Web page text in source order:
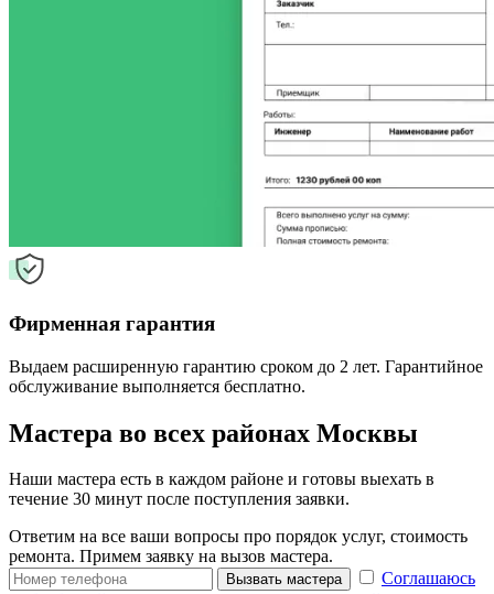
Фирменная гарантия
Выдаем расширенную гарантию сроком до 2 лет. Гарантийное
обслуживание выполняется бесплатно.
Мастера во всех районах Москвы
Наши мастера есть в каждом районе и готовы выехать в
течение 30 минут после поступления заявки.
Ответим на все ваши вопросы про порядок услуг, стоимость
ремонта. Примем заявку на вызов мастера.
Вызвать мастера
Соглашаюсь